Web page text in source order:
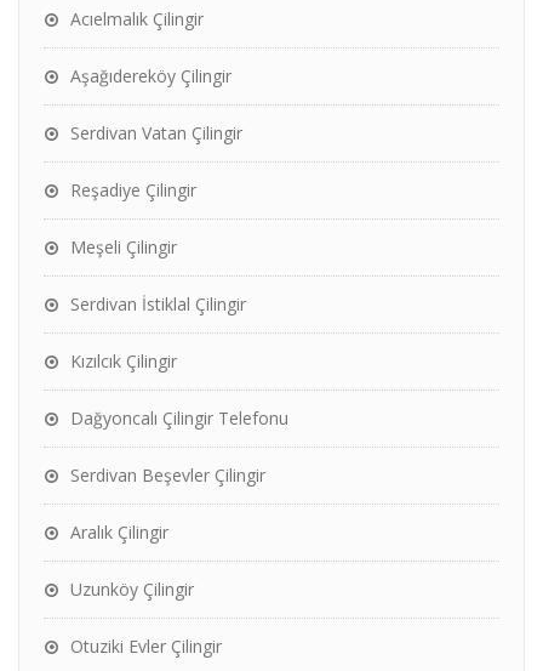
Acıelmalık Çilingir
Aşağıdereköy Çilingir
Serdivan Vatan Çilingir
Reşadiye Çilingir
Meşeli Çilingir
Serdivan İstiklal Çilingir
Kızılcık Çilingir
Dağyoncalı Çilingir Telefonu
Serdivan Beşevler Çilingir
Aralık Çilingir
Uzunköy Çilingir
Otuziki Evler Çilingir